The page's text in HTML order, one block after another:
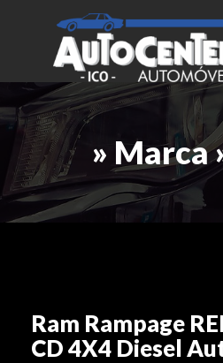
» Marca
Ram Rampage
CD 4X4 Diesel